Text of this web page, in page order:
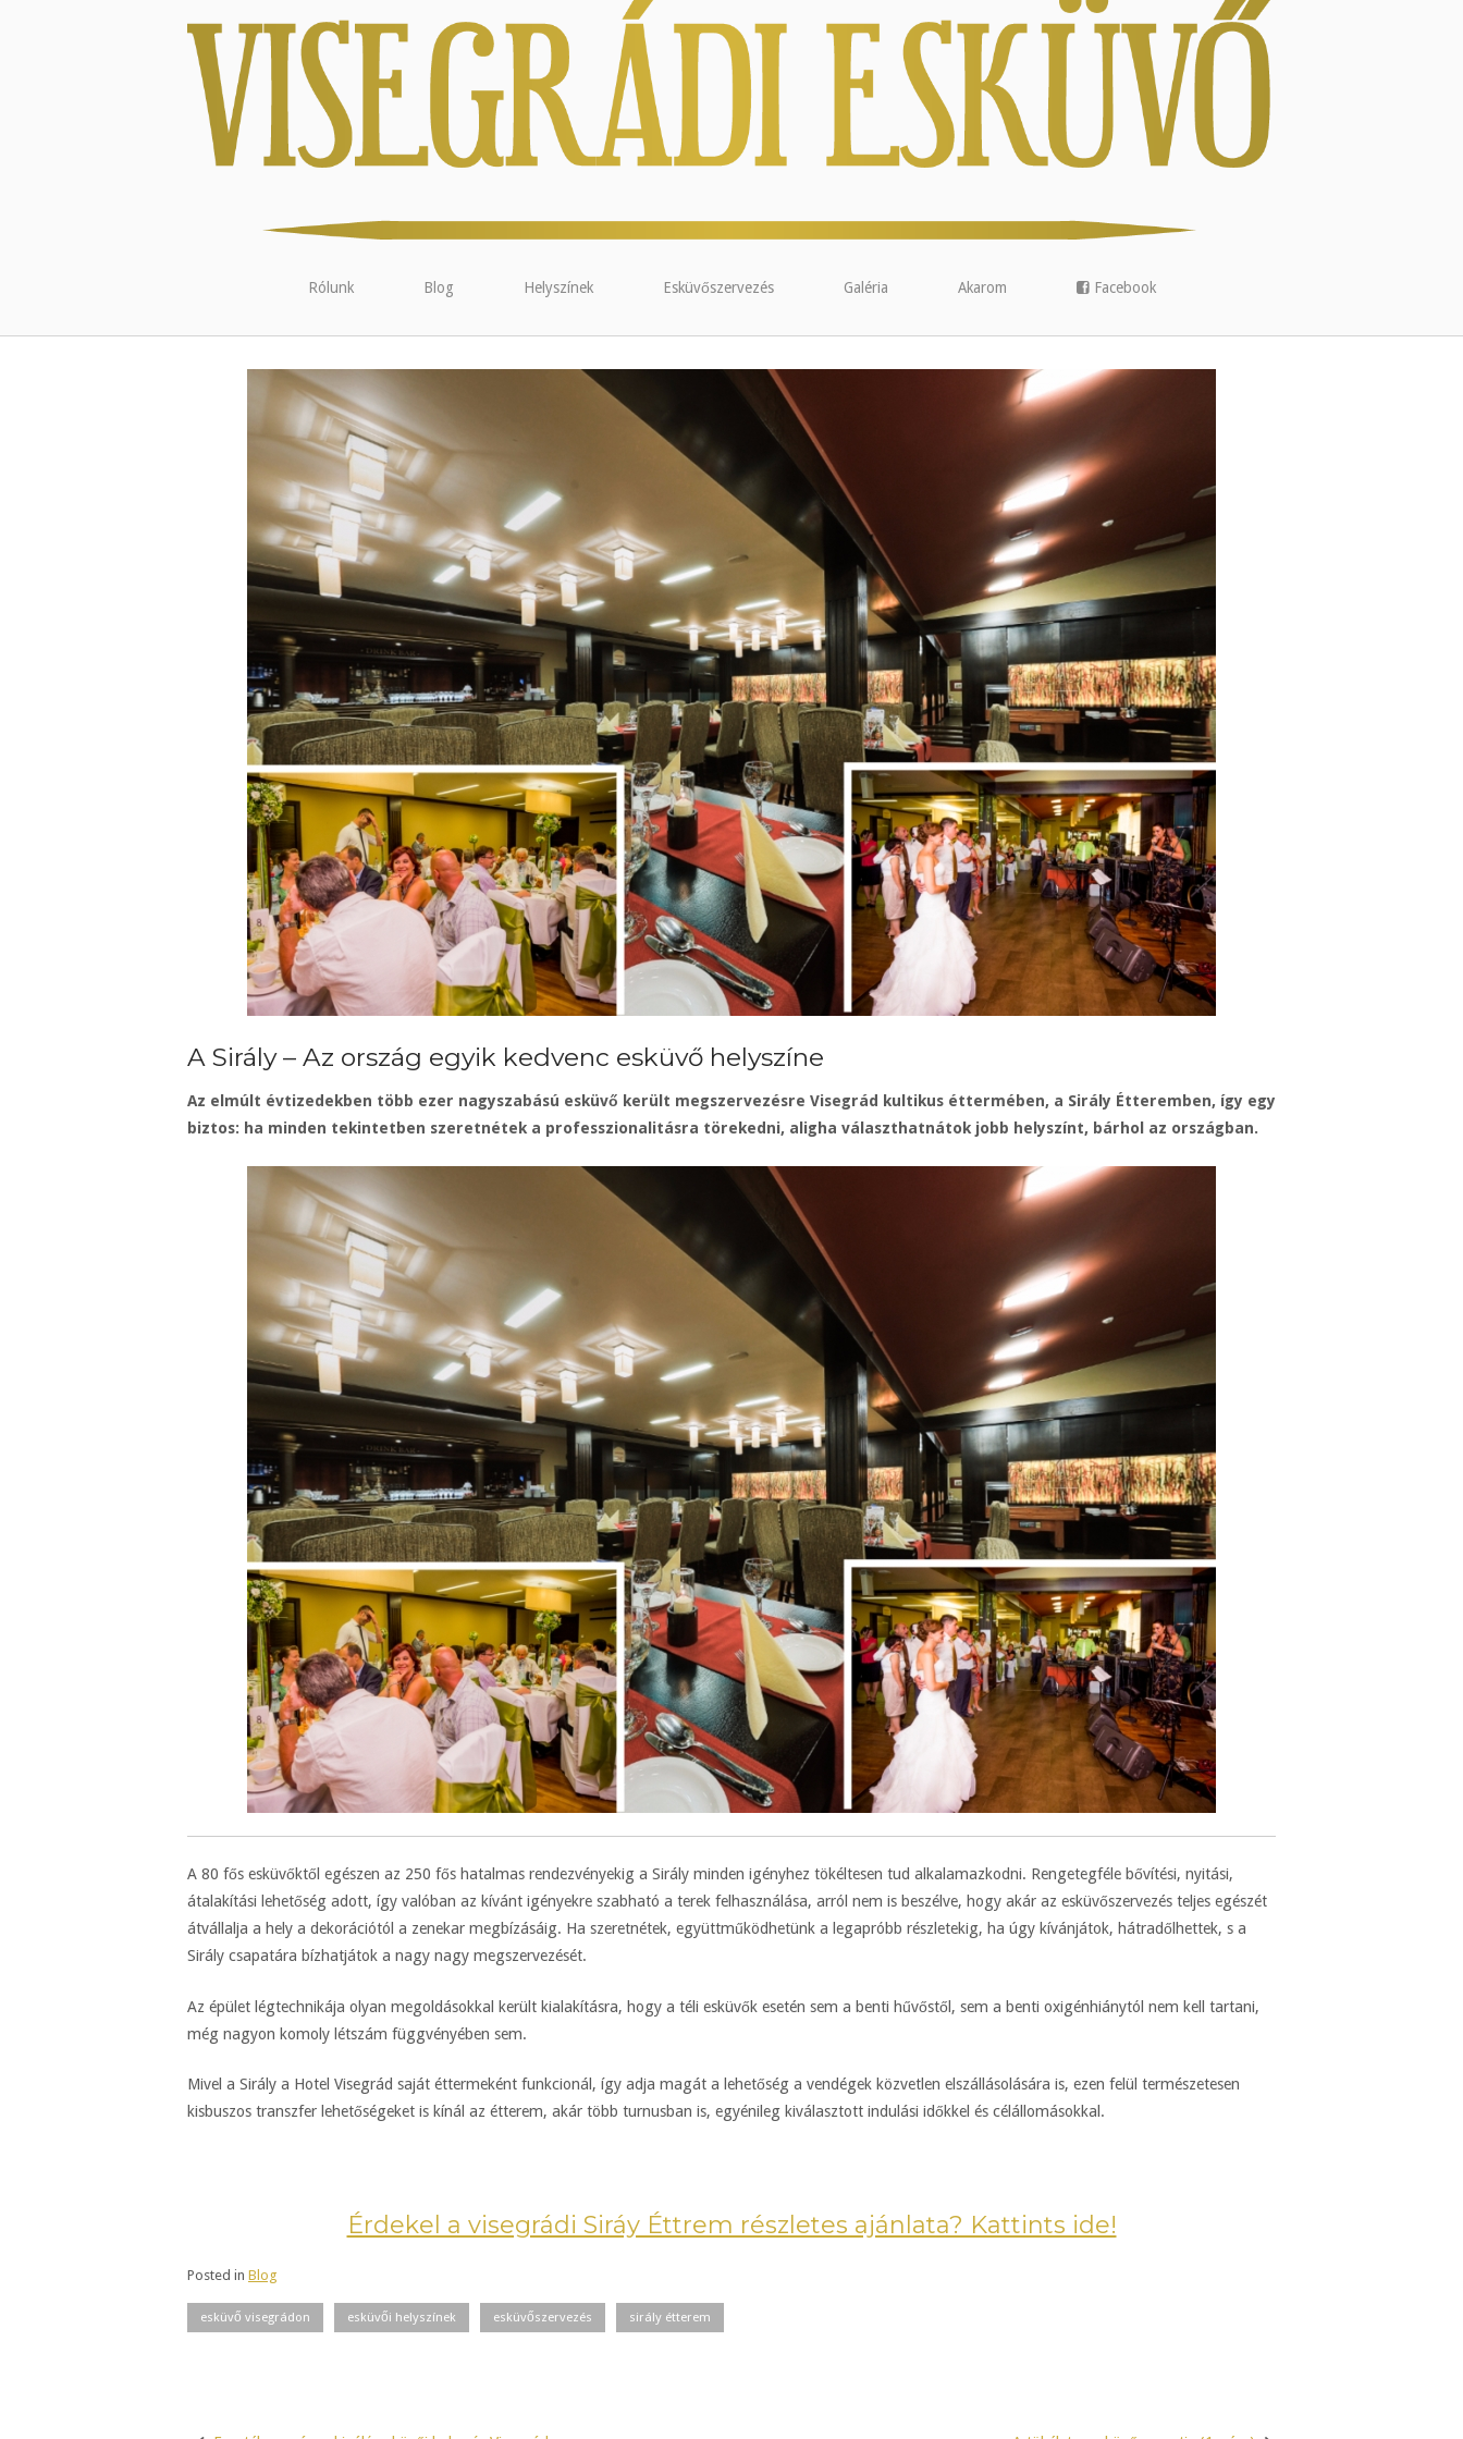
Rólunk Blog Helyszínek Esküvőszervezés Galéria Akarom Facebook
A Sirály – Az ország egyik kedvenc esküvő helyszíne
Az elmúlt évtizedekben több ezer nagyszabású esküvő került megszervezésre Visegrád kultikus éttermében, a Sirály Étteremben, így egy
biztos: ha minden tekintetben szeretnétek a professzionalitásra törekedni, aligha választhatnátok jobb helyszínt, bárhol az országban.
A 80 fős esküvőktől egészen az 250 fős hatalmas rendezvényekig a Sirály minden igényhez tökéltesen tud alkalamazkodni. Rengetegféle bővítési, nyitási,
átalakítási lehetőség adott, így valóban az kívánt igényekre szabható a terek felhasználása, arról nem is beszélve, hogy akár az esküvőszervezés teljes egészét
átvállalja a hely a dekorációtól a zenekar megbízásáig. Ha szeretnétek, együttműködhetünk a legapróbb részletekig, ha úgy kívánjátok, hátradőlhettek, s a
Sirály csapatára bízhatjátok a nagy nagy megszervezését.
Az épület légtechnikája olyan megoldásokkal került kialakításra, hogy a téli esküvők esetén sem a benti hűvőstől, sem a benti oxigénhiánytól nem kell tartani,
még nagyon komoly létszám függvényében sem.
Mivel a Sirály a Hotel Visegrád saját éttermeként funkcionál, így adja magát a lehetőség a vendégek közvetlen elszállásolására is, ezen felül természetesen
kisbuszos transzfer lehetőségeket is kínál az étterem, akár több turnusban is, egyénileg kiválasztott indulási időkkel és célállomásokkal.
Érdekel a visegrádi Siráy Éttrem részletes ajánlata? Kattints ide!
Posted in Blog
esküvő visegrádon esküvői helyszínek esküvőszervezés sirály étterem